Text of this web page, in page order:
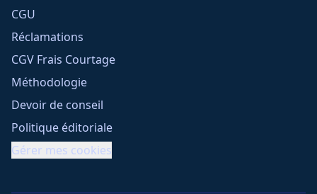
CGU
Réclamations
CGV Frais Courtage
Méthodologie
Devoir de conseil
Politique éditoriale
Gérer mes cookies